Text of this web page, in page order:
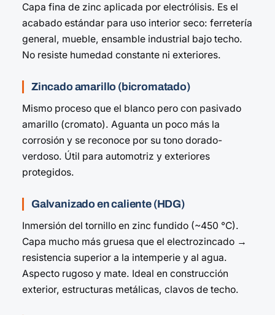
Capa fina de zinc aplicada por electrólisis. Es el
acabado estándar para uso interior seco: ferretería
general, mueble, ensamble industrial bajo techo.
No resiste humedad constante ni exteriores.
Zincado amarillo (bicromatado)
Mismo proceso que el blanco pero con pasivado
amarillo (cromato). Aguanta un poco más la
corrosión y se reconoce por su tono dorado-
verdoso. Útil para automotriz y exteriores
protegidos.
Galvanizado en caliente (HDG)
Inmersión del tornillo en zinc fundido (~450 °C).
Capa mucho más gruesa que el electrozincado →
resistencia superior a la intemperie y al agua.
Aspecto rugoso y mate. Ideal en construcción
exterior, estructuras metálicas, clavos de techo.